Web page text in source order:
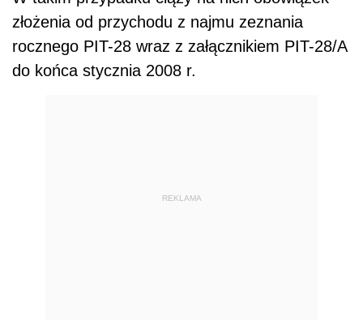
złożenia od przychodu z najmu zeznania
rocznego PIT-28 wraz z załącznikiem PIT-28/A
do końca stycznia 2008 r.
REKLAMA